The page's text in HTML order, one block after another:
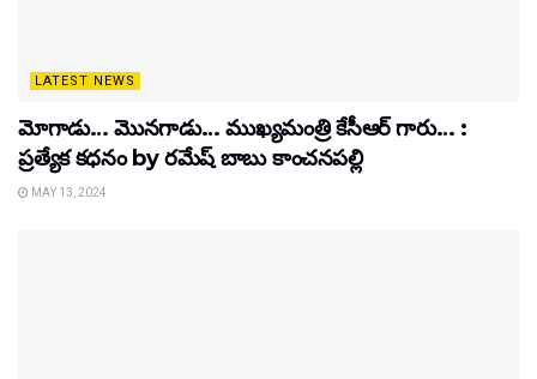
LATEST NEWS
మోగాడు… మొనగాడు… ముఖ్యమంత్రి కేసీఆర్ గారు… :
ప్రత్యేక కధనం by రమేష్ బాబు కాంచనపల్లి
MAY 13, 2024